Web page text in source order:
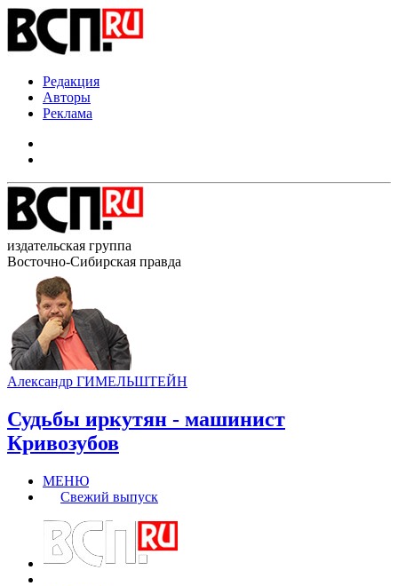
Редакция
Авторы
Реклама
издательская группа
Восточно-Сибирская правда
Александр ГИМЕЛЬШТЕЙН
Судьбы иркутян - машинист
Кривозубов
МЕНЮ
Свежий выпуск